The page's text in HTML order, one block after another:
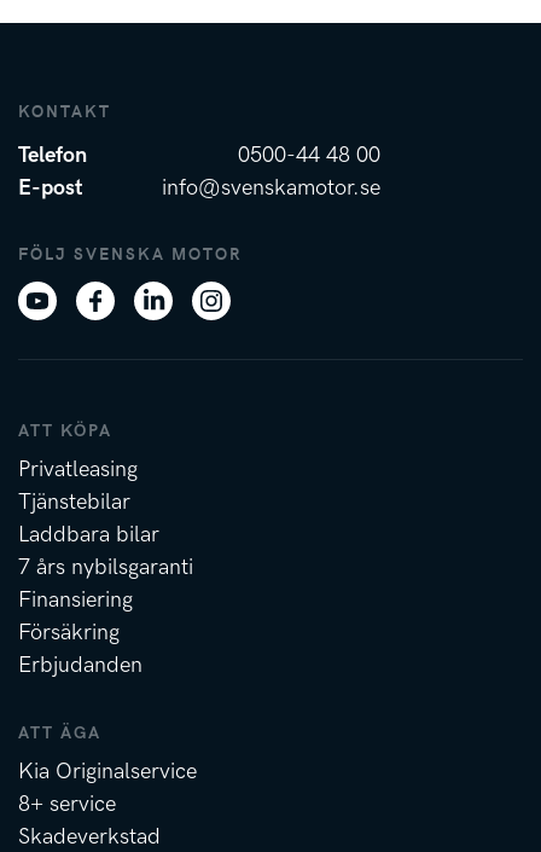
KONTAKT
Telefon
0500-44 48 00
E-post
info@svenskamotor.se
FÖLJ SVENSKA MOTOR
ATT KÖPA
Privatleasing
Tjänstebilar
Laddbara bilar
7 års nybilsgaranti
Finansiering
Försäkring
Erbjudanden
ATT ÄGA
Kia Originalservice
8+ service
Skadeverkstad